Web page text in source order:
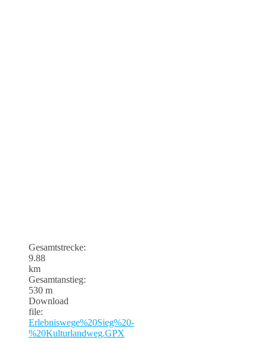
Gesamtstrecke:
9.88
km
Gesamtanstieg:
530 m
Download
file:
Erlebniswege%20Sieg%20-
%20Kulturlandweg.GPX